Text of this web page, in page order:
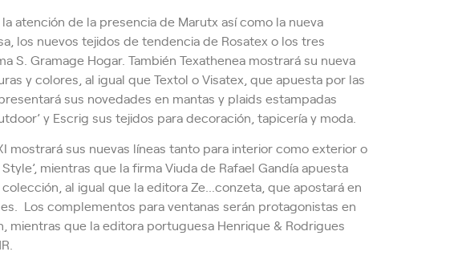
atención de la presencia de Marutx así como la nueva
los nuevos tejidos de tendencia de Rosatex o los tres
S. Gramage Hogar. También Texathenea mostrará su nueva
y colores, al igual que Textol o Visatex, que apuesta por las
sus novedades en mantas y plaids estampadas
y Escrig sus tejidos para decoración, tapicería y moda.
mostrará sus nuevas líneas tanto para interior como exterior o
mientras que la firma Viuda de Rafael Gandía apuesta
al igual que la editora Ze…conzeta, que apostará en
Los complementos para ventanas serán protagonistas en
mientras que la editora portuguesa Henrique & Rodrigues